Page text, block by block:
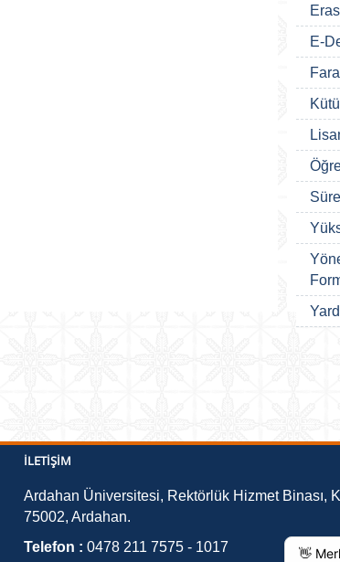
E-
İLETIŞIM
Ardahan Üniversitesi, Rektörlük Hizmet Binası,
75002, Ardahan.
Telefon : 0478 211 7575 - 1017